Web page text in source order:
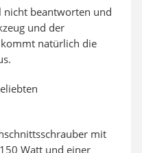
nicht beantworten und
und der
natürlich die
mit
Watt und einer